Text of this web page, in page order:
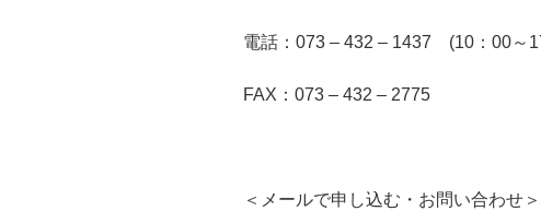
電話： 073 – 432 – 1437 (10 ： 00～
FAX： 073 – 432 – 2775
＜メールで申し込む・お問い合わせ＞